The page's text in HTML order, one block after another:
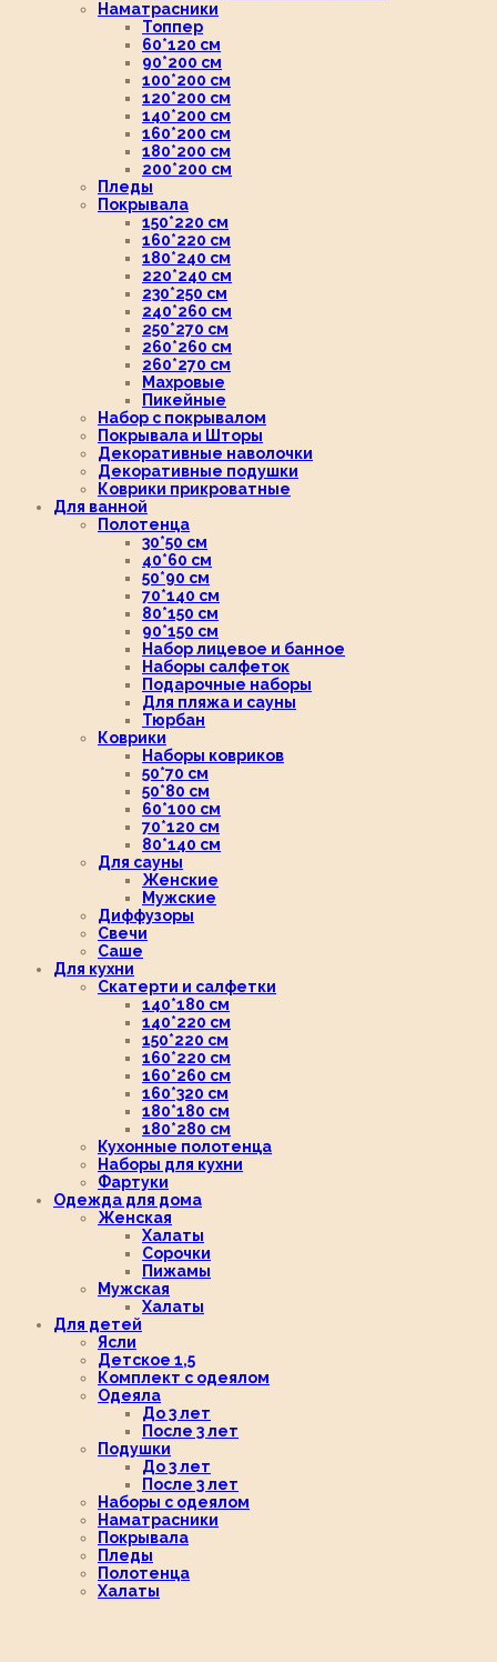
Наматрасники
Топпер
60*120 см
90*200 см
100*200 см
120*200 см
140*200 см
160*200 см
180*200 см
200*200 см
Пледы
Покрывала
150*220 см
160*220 см
180*240 см
220*240 см
230*250 см
240*260 см
250*270 см
260*260 см
260*270 см
Махровые
Пикейные
Набор с покрывалом
Покрывала и Шторы
Декоративные наволочки
Декоративные подушки
Коврики прикроватные
Для ванной
Полотенца
30*50 см
40*60 см
50*90 см
70*140 см
80*150 см
90*150 см
Набор лицевое и банное
Наборы салфеток
Подарочные наборы
Для пляжа и сауны
Тюрбан
Коврики
Наборы ковриков
50*70 см
50*80 см
60*100 см
70*120 см
80*140 см
Для сауны
Женские
Мужские
Диффузоры
Свечи
Саше
Для кухни
Скатерти и салфетки
140*180 см
140*220 см
150*220 см
160*220 см
160*260 см
160*320 см
180*180 см
180*280 см
Кухонные полотенца
Наборы для кухни
Фартуки
Одежда для дома
Женская
Халаты
Сорочки
Пижамы
Мужская
Халаты
Для детей
Ясли
Детское 1,5
Комплект с одеялом
Одеяла
До 3 лет
После 3 лет
Подушки
До 3 лет
После 3 лет
Наборы с одеялом
Наматрасники
Покрывала
Пледы
Полотенца
Халаты